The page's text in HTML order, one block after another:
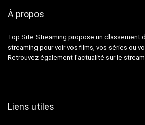
À propos
Top Site Streaming propose un classement
streaming pour voir vos films, vos séries ou
Retrouvez également l’actualité sur le
Liens utiles